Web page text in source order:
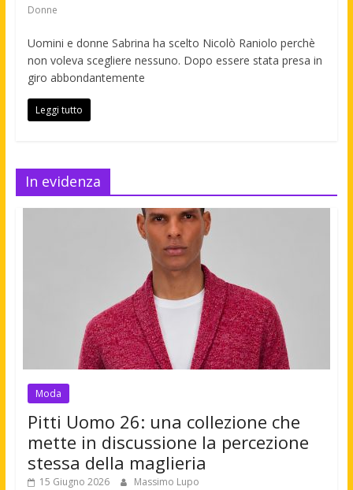
Donne
Uomini e donne Sabrina ha scelto Nicolò Raniolo perchè
non voleva scegliere nessuno. Dopo essere stata presa in
giro abbondantemente
Leggi tutto
In evidenza
Moda
Pitti Uomo 26: una collezione che
mette in discussione la percezione
stessa della maglieria
15 Giugno 2026 Massimo Lupo